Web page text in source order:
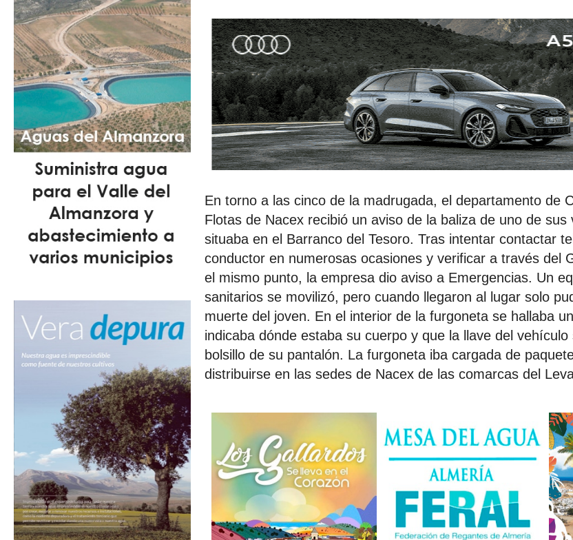
En torno a las cinco de la madrugada, el departamento de
Flotas de Nacex recibió un aviso de la baliza de uno de sus
situaba en el Barranco del Tesoro. Tras intentar contactar
conductor en numerosas ocasiones y verificar a través del
el mismo punto, la empresa dio aviso a Emergencias. Un
sanitarios se movilizó, pero cuando llegaron al lugar solo
muerte del joven. En el interior de la furgoneta se hallaba
indicaba dónde estaba su cuerpo y que la llave del
bolsillo de su pantalón. La furgoneta iba cargada de
distribuirse en las sedes de Nacex de las comarcas del